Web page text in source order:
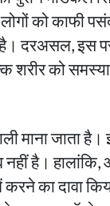
को काफी
दरअसल, इस
शरीर को
माना जाता
है।
करने का दावा